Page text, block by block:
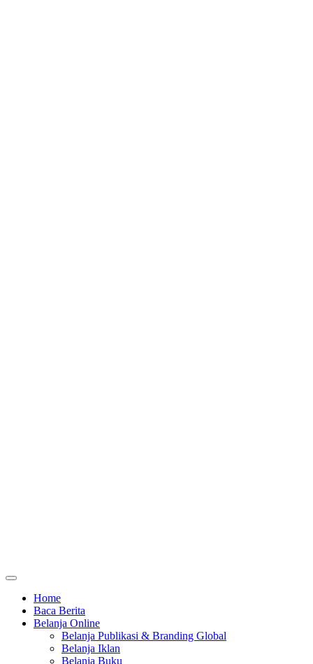
Home
Baca Berita
Belanja Online
Belanja Publikasi & Branding Global
Belanja Iklan
Belanja Buku